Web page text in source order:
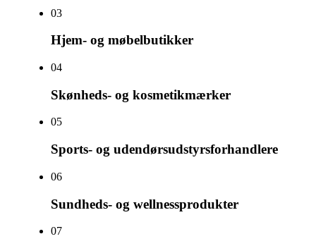
03
Hjem- og møbelbutikker
04
Skønheds- og kosmetikmærker
05
Sports- og udendørsudstyrsforhandlere
06
Sundheds- og wellnessprodukter
07